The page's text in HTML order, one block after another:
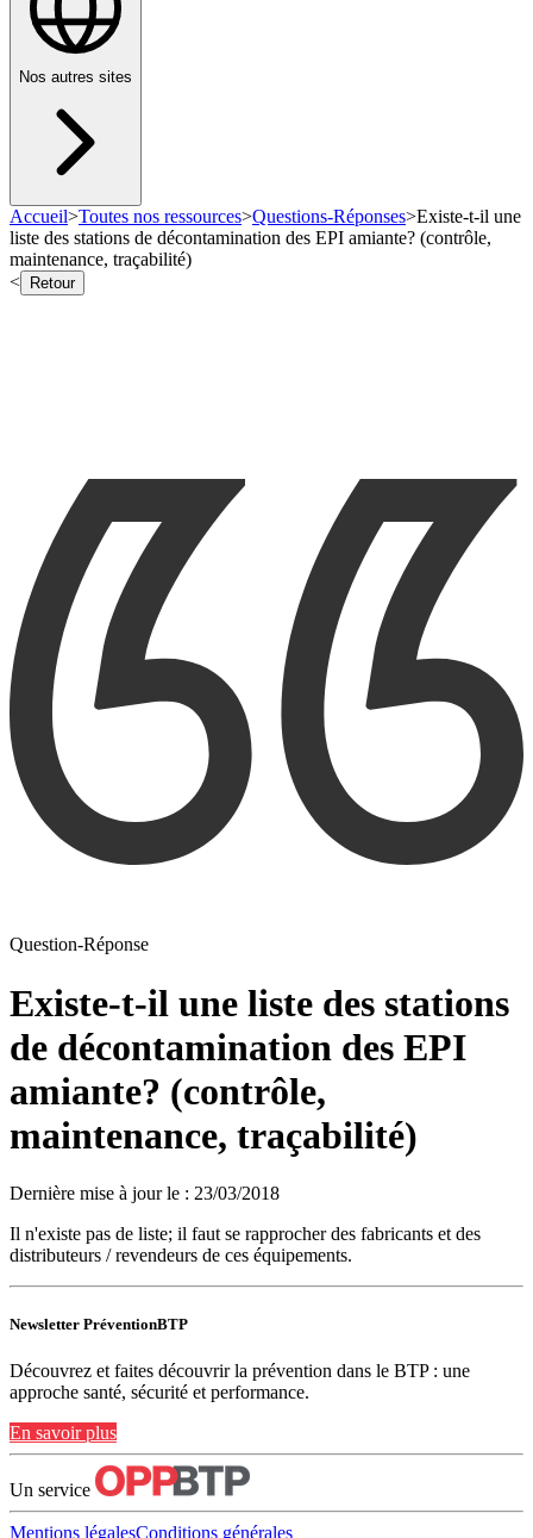
Nos autres sites
Accueil>Toutes nos ressources>Questions-Réponses>Existe-t-il une
liste des stations de décontamination des EPI amiante? (contrôle,
maintenance, traçabilité)
<
Retour
Question-Réponse
Existe-t-il une liste des stations
de décontamination des EPI
amiante? (contrôle,
maintenance, traçabilité)
Dernière mise à jour le : 23/03/2018
Il n'existe pas de liste; il faut se rapprocher des fabricants et des
distributeurs / revendeurs de ces équipements.
Newsletter PréventionBTP
Découvrez et faites découvrir la prévention dans le BTP : une
approche santé, sécurité et performance.
En savoir plus
Un service
Mentions légalesConditions générales